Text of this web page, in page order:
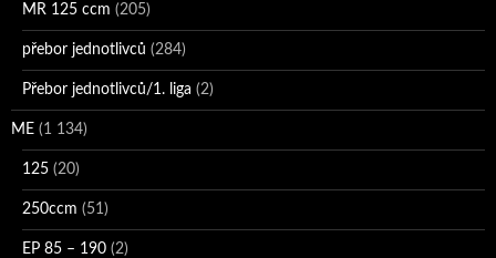
MR 125 ccm (205)
přebor jednotlivců (284)
Přebor jednotlivců/1. liga (2)
ME (1 134)
125 (20)
250ccm (51)
EP 85 – 190 (2)